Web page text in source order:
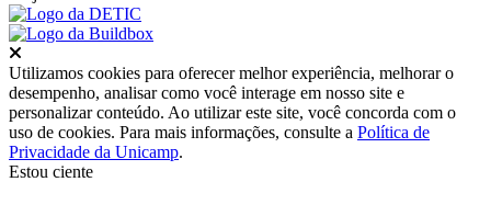
Utilizamos cookies para oferecer melhor experiência, melhorar o
desempenho, analisar como você interage em nosso site e
personalizar conteúdo. Ao utilizar este site, você concorda com o
uso de cookies. Para mais informações, consulte a Política de
Privacidade da Unicamp.
Estou ciente